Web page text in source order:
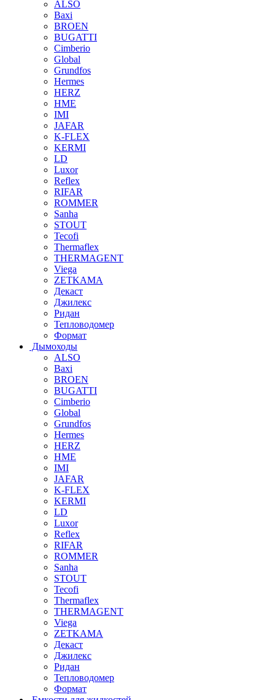
ALSO
Baxi
BROEN
BUGATTI
Cimberio
Global
Grundfos
Hermes
HERZ
HME
IMI
JAFAR
K-FLEX
KERMI
LD
Luxor
Reflex
RIFAR
ROMMER
Sanha
STOUT
Tecofi
Thermaflex
THERMAGENT
Viega
ZETKAMA
Декаст
Джилекс
Ридан
Тепловодомер
Формат
Дымоходы
ALSO
Baxi
BROEN
BUGATTI
Cimberio
Global
Grundfos
Hermes
HERZ
HME
IMI
JAFAR
K-FLEX
KERMI
LD
Luxor
Reflex
RIFAR
ROMMER
Sanha
STOUT
Tecofi
Thermaflex
THERMAGENT
Viega
ZETKAMA
Декаст
Джилекс
Ридан
Тепловодомер
Формат